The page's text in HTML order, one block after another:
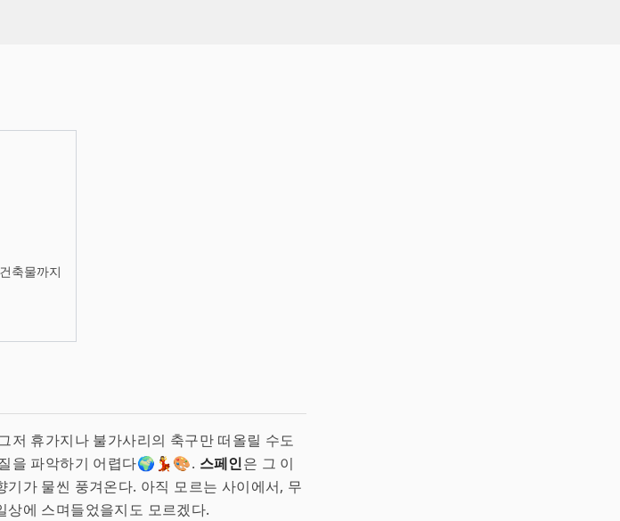
축물까지
저 휴가지나 불가사리의 축구만 떠올릴 수도
을 파악하기 어렵다🌍💃🎨. 스페인은 그 이
가 물씬 풍겨온다. 아직 모르는 사이에서, 무
에 스며들었을지도 모르겠다.